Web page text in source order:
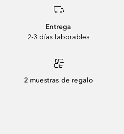
Entrega
2-3 días laborables
2 muestras de regalo